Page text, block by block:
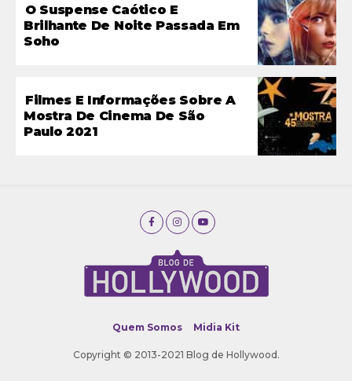
O Suspense Caótico E
Brilhante De Noite Passada Em
Soho
Filmes E Informações Sobre A
Mostra De Cinema De São
Paulo 2021
Quem Somos Midia Kit
Copyright © 2013-2021 Blog de Hollywood.